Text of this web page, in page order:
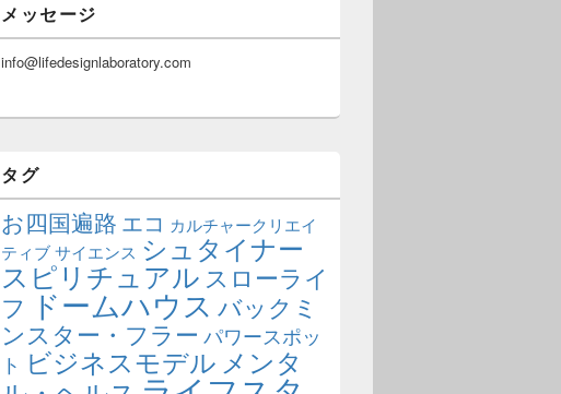
メッセージ
info@lifedesignlaboratory.com
タグ
お四国遍路 エコ カルチャークリエイ
ティブサイエンス シュタイナー
スピリチュアルスローライ
フ ドームハウス バックミ
ンスター・フラー パワースポッ
ト ビジネスモデル メンタ